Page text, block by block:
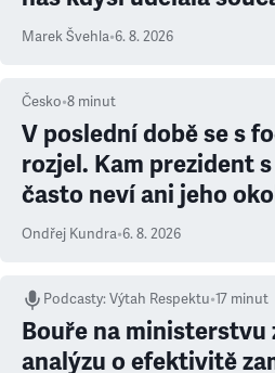
Marek Švehla•6. 8. 2026
Česko•8 minut
V poslední době se s
rozjel. Kam prezident
často neví ani jeho
Ondřej Kundra•6. 8. 2026
Podcasty:Výtah Respektu•17 minut
Bouře na
analýzu o efektivitě